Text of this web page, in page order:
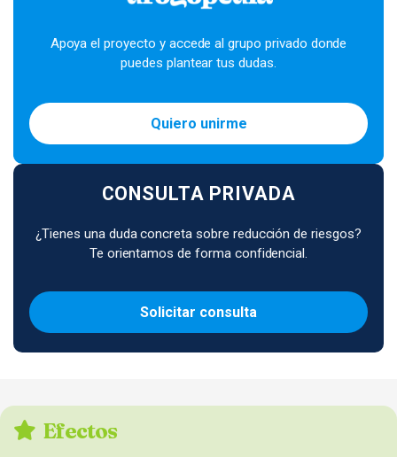
Apoya el proyecto y accede al grupo privado donde
puedes plantear tus dudas.
Quiero unirme
CONSULTA PRIVADA
¿Tienes una duda concreta sobre reducción de riesgos?
Te orientamos de forma confidencial.
Solicitar consulta
Efectos